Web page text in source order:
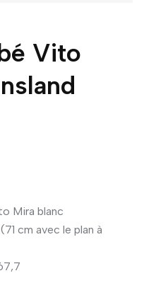
Vito
Mira blanc
cm avec le plan à